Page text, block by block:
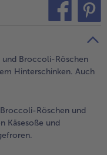
und Broccoli-Röschen
Hinterschinken. Auch
Röschen und
Käsesoße und